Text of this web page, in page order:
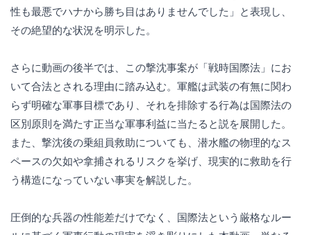
性も最悪でハナから勝ち目はありませんでした」と表現し、
その絶望的な状況を明示した。
さらに動画の後半では、この撃沈事案が「戦時国際法」にお
いて合法とされる理由に踏み込む。軍艦は武装の有無に関わ
らず明確な軍事目標であり、それを排除する行為は国際法の
区別原則を満たす正当な軍事利益に当たると説を展開した。
また、撃沈後の乗組員救助についても、潜水艦の物理的なス
ペースの欠如や拿捕されるリスクを挙げ、現実的に救助を行
う構造になっていない事実を解説した。
圧倒的な兵器の性能差だけでなく、国際法という厳格なルー